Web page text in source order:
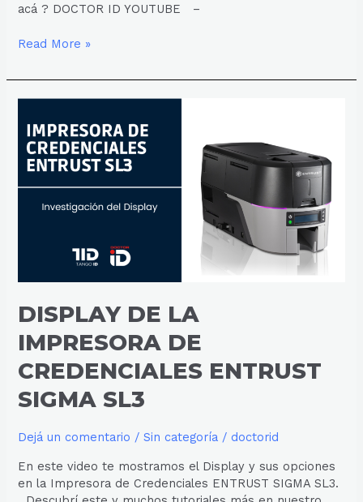
acá ? DOCTOR ID YOUTUBE –
Read More »
DISPLAY DE LA
IMPRESORA DE
CREDENCIALES ENTRUST
SIGMA SL3
Dejá un comentario /Sin categoría / doctorid
En este video te mostramos el Display y sus opciones
en la Impresora de Credenciales ENTRUST SIGMA SL3.
DE
LA
IMPRESORA
DE
CREDENCIALES
ENTRUST